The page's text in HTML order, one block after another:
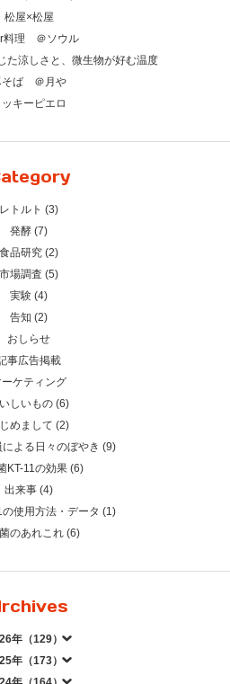
松屋×松屋
料理 ＠ソウル
た涼しさと、微生物が好む温度
そば ＠月や
ッキーピエロ
レトルト (3)
発酵 (7)
食品研究 (2)
市場調査 (5)
実験 (4)
告知 (2)
おしらせ
事広告掲載
ーケティング
しいもの (6)
めまして (2)
による日々のぼやき (9)
KT-11の効果 (6)
出来事 (4)
の使用方法・データ (1)
のあれこれ (6)
年（129）
年（173）